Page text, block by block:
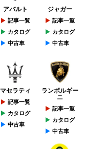
アバルト
記事一覧
カタログ
中古車
ジャガー
記事一覧
カタログ
中古車
マセラティ
記事一覧
カタログ
中古車
ランボルギー
ニ
記事一覧
カタログ
中古車